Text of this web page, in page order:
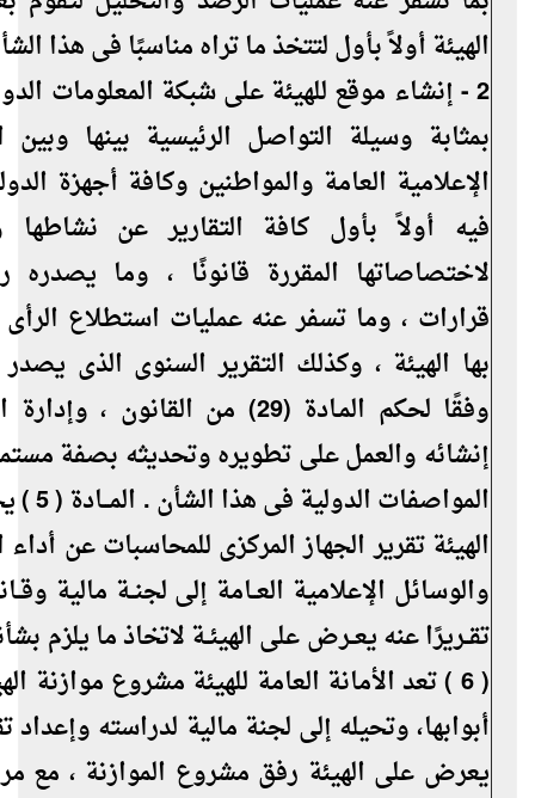
الهيئة أولاً بأول لتتخذ ما تراه مناسبًا فى هذا
2 - إنشاء موقع للهيئة على شبكة المعلومات
بمثابة وسيلة التواصل الرئيسية بينها
الإعلامية العامة والمواطنين وكافة أجهزة
فيه أولاً بأول كافة التقارير عن نشاطها
لاختصاصاتها المقررة قانونًا ، وما يصدره
قرارات ، وما تسفر عنه عمليات استطلاع
بها الهيئة ، وكذلك التقرير السنوى الذى
وفقًا لحكم المـادة (29) من القانون ،
إنشائه والعمل على تطويره وتحديثه بصفة
المواصفات
الهيئة تقرير الجهاز المركزى للمحاسبات عن
والوسائل الإعلامية العــامة إلى لجنــة مالية
تقــريرًا عنه يعــرض على الهيئــة لاتخاذ ما يلزم
( 6 ) تعد الأمانة العامة للهيئة مشروع موازنة
أبوابها، وتحيله إلى لجنة مالية لدراسته وإعداد
يعرض على الهيئة رفق مشروع الموازنة ، مع